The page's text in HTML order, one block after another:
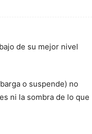
de su mejor nivel
o suspende) no
ni la sombra de lo que